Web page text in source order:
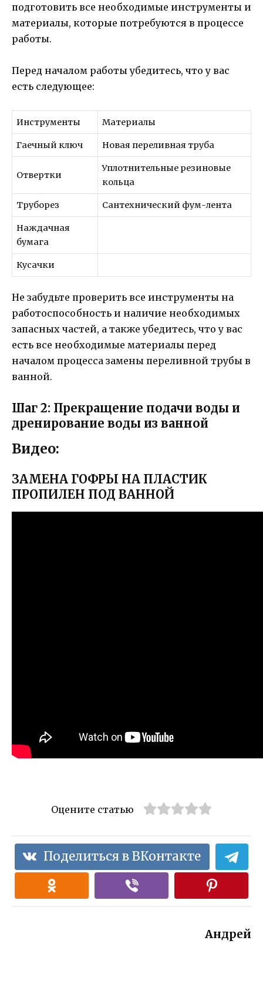
подготовить все необходимые инструменты и
материалы, которые потребуются в процессе
работы.
Перед началом работы убедитесь, что у вас
есть следующее:
Инструменты Материалы
Гаечный ключ Новая переливная труба
Отвертки
Уплотнительные резиновые
кольца
Труборез Сантехнический фум-лента
Наждачная
бумага
Кусачки
Не забудьте проверить все инструменты на
работоспособность и наличие необходимых
запасных частей, а также убедитесь, что у вас
есть все необходимые материалы перед
началом процесса замены переливной трубы в
ванной.
Шаг 2: Прекращение подачи воды и
дренирование воды из ванной
Видео:
ЗАМЕНА ГОФРЫ НА ПЛАСТИК
ПРОПИЛЕН ПОД ВАННОЙ
Оцените статью
Поделиться в ВКонтакте
Андрей